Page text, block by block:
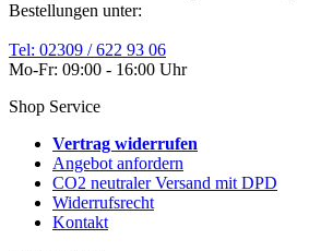
Bestellungen unter:
Tel: 02309 / 622 93 06
Mo-Fr: 09:00 - 16:00 Uhr
Shop Service
Vertrag widerrufen
Angebot anfordern
CO2 neutraler Versand mit DPD
Widerrufsrecht
Kontakt